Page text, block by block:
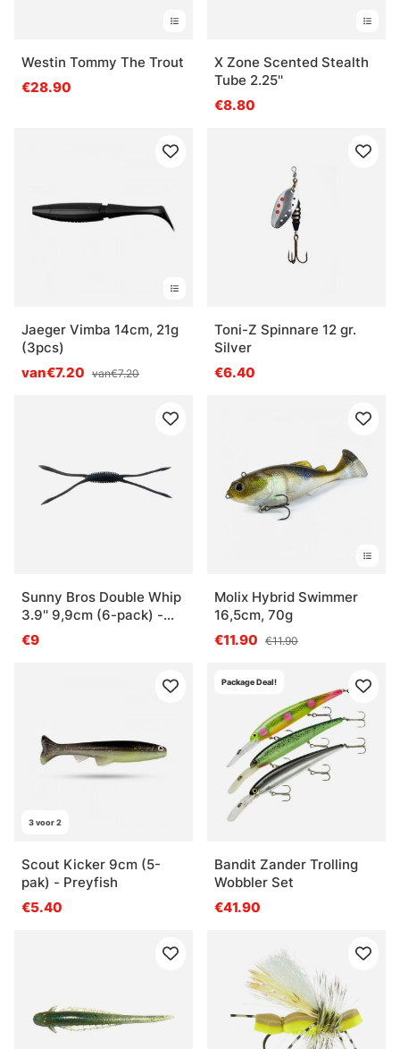
Westin Tommy The Trout
€28.90
X Zone Scented Stealth
Tube 2.25''
€8.80
Jaeger Vimba 14cm, 21g
(3pcs)
van€7.20 van€7.20
Toni-Z Spinnare 12 gr.
Silver
€6.40
Sunny Bros Double Whip
3.9'' 9,9cm (6-pack) -
Sunny Parasite
€9
Molix Hybrid Swimmer
16,5cm, 70g
€11.90 €11.90
3 voor 2
Scout Kicker 9cm (5-
pak) - Preyfish
€5.40
Package Deal!
Bandit Zander Trolling
Wobbler Set
€41.90